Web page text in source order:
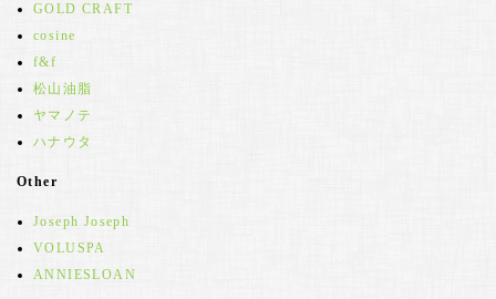
GOLD CRAFT
cosine
f&f
松山油脂
ヤマノテ
ハナウタ
Other
Joseph Joseph
VOLUSPA
ANNIESLOAN